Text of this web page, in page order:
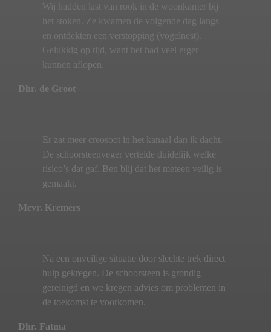
Wij hadden last van rook in de woonkamer bij
het stoken. Ze kwamen de volgende dag langs
en ontdekten een verstopping (vogelnest).
Gelukkig op tijd, want het had veel erger
kunnen aflopen.
Dhr. de Groot
Er zat meer creosoot in het kanaal dan ik dacht.
De schoorsteenveger vertelde duidelijk welke
risico’s dat gaf. Ben blij dat het meteen veilig is
gemaakt.
Mevr. Kremers
Na een onveilige situatie door slechte trek direct
hulp gekregen. De schoorsteen is grondig
gereinigd en we kregen advies om problemen in
de toekomst te voorkomen.
Dhr. Fatma